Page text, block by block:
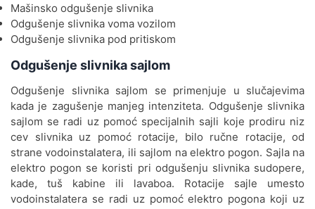
Odgušenje kanalizacije Lekino
Brdo
Odgušenje kanalizacije Leštane
Odgušenje kanalizacije
Medaković
Odgušenje kanalizacije
Miljakovac
Odgušenje kanalizacije Mirijevo
Mašinsko odgušenje slivnika
Odgušenje slivnika voma vozilom
Odgušenje slivnika pod pritiskom
Odgušenje slivnika sajlom
Odgušenje slivnika sajlom se primenjuje u slučajevima
kada je zagušenje manjeg intenziteta. Odgušenje slivnika
sajlom se radi uz pomoć specijalnih sajli koje prodiru niz
cev slivnika uz pomoć rotacije, bilo ručne rotacije, od
strane vodoinstalatera, ili sajlom na elektro pogon. Sajla na
elektro pogon se koristi pri odgušenju slivnika sudopere,
kade, tuš kabine ili lavaboa. Rotacije sajle umesto
vodoinstalatera se radi uz pomoć elektro pogona koji uz